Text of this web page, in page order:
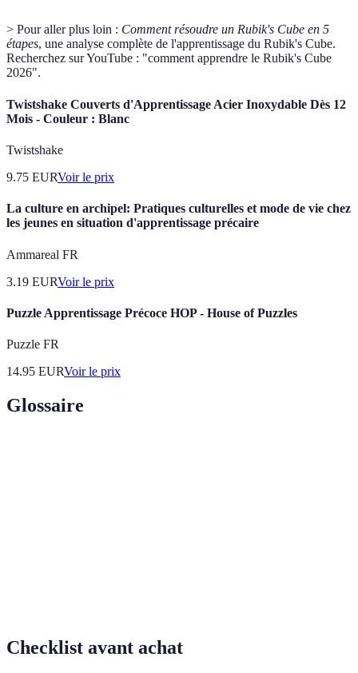
> Pour aller plus loin : Comment résoudre un Rubik's Cube en 5
étapes, une analyse complète de l'apprentissage du Rubik's Cube.
Recherchez sur YouTube : "comment apprendre le Rubik's Cube
2026".
Twistshake Couverts d'Apprentissage Acier Inoxydable Dès 12
Mois - Couleur : Blanc
Twistshake
9.75 EURVoir le prix
La culture en archipel: Pratiques culturelles et mode de vie chez
les jeunes en situation d'apprentissage précaire
Ammareal FR
3.19 EURVoir le prix
Puzzle Apprentissage Précoce HOP - House of Puzzles
Puzzle FR
14.95 EURVoir le prix
Glossaire
Checklist avant achat